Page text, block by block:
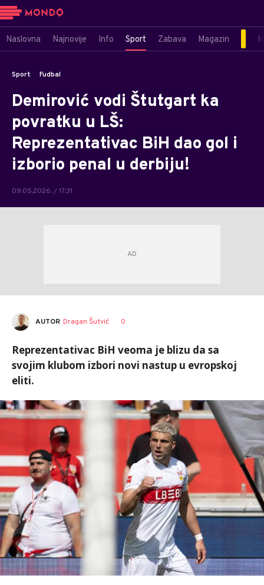
Naslovna Najnovije Info Sport Zabava Magazin
Sport Fudbal
Demirović vodi Štutgart ka
povratku u LŠ:
Reprezentativac BiH dao gol i
izborio penal u derbiju!
09.05.2026. / 17:31
AUTOR Dragan Šutvić 0
Reprezentativac BiH veoma je blizu da sa
svojim klubom izbori novi nastup u evropskoj
eliti.